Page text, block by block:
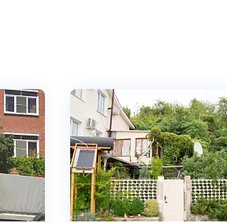
5.0 Чистота Великолепно
Комфорт Великолепно
Расположение Великолепно
Удобства Великолепно
Цена / Великолепно